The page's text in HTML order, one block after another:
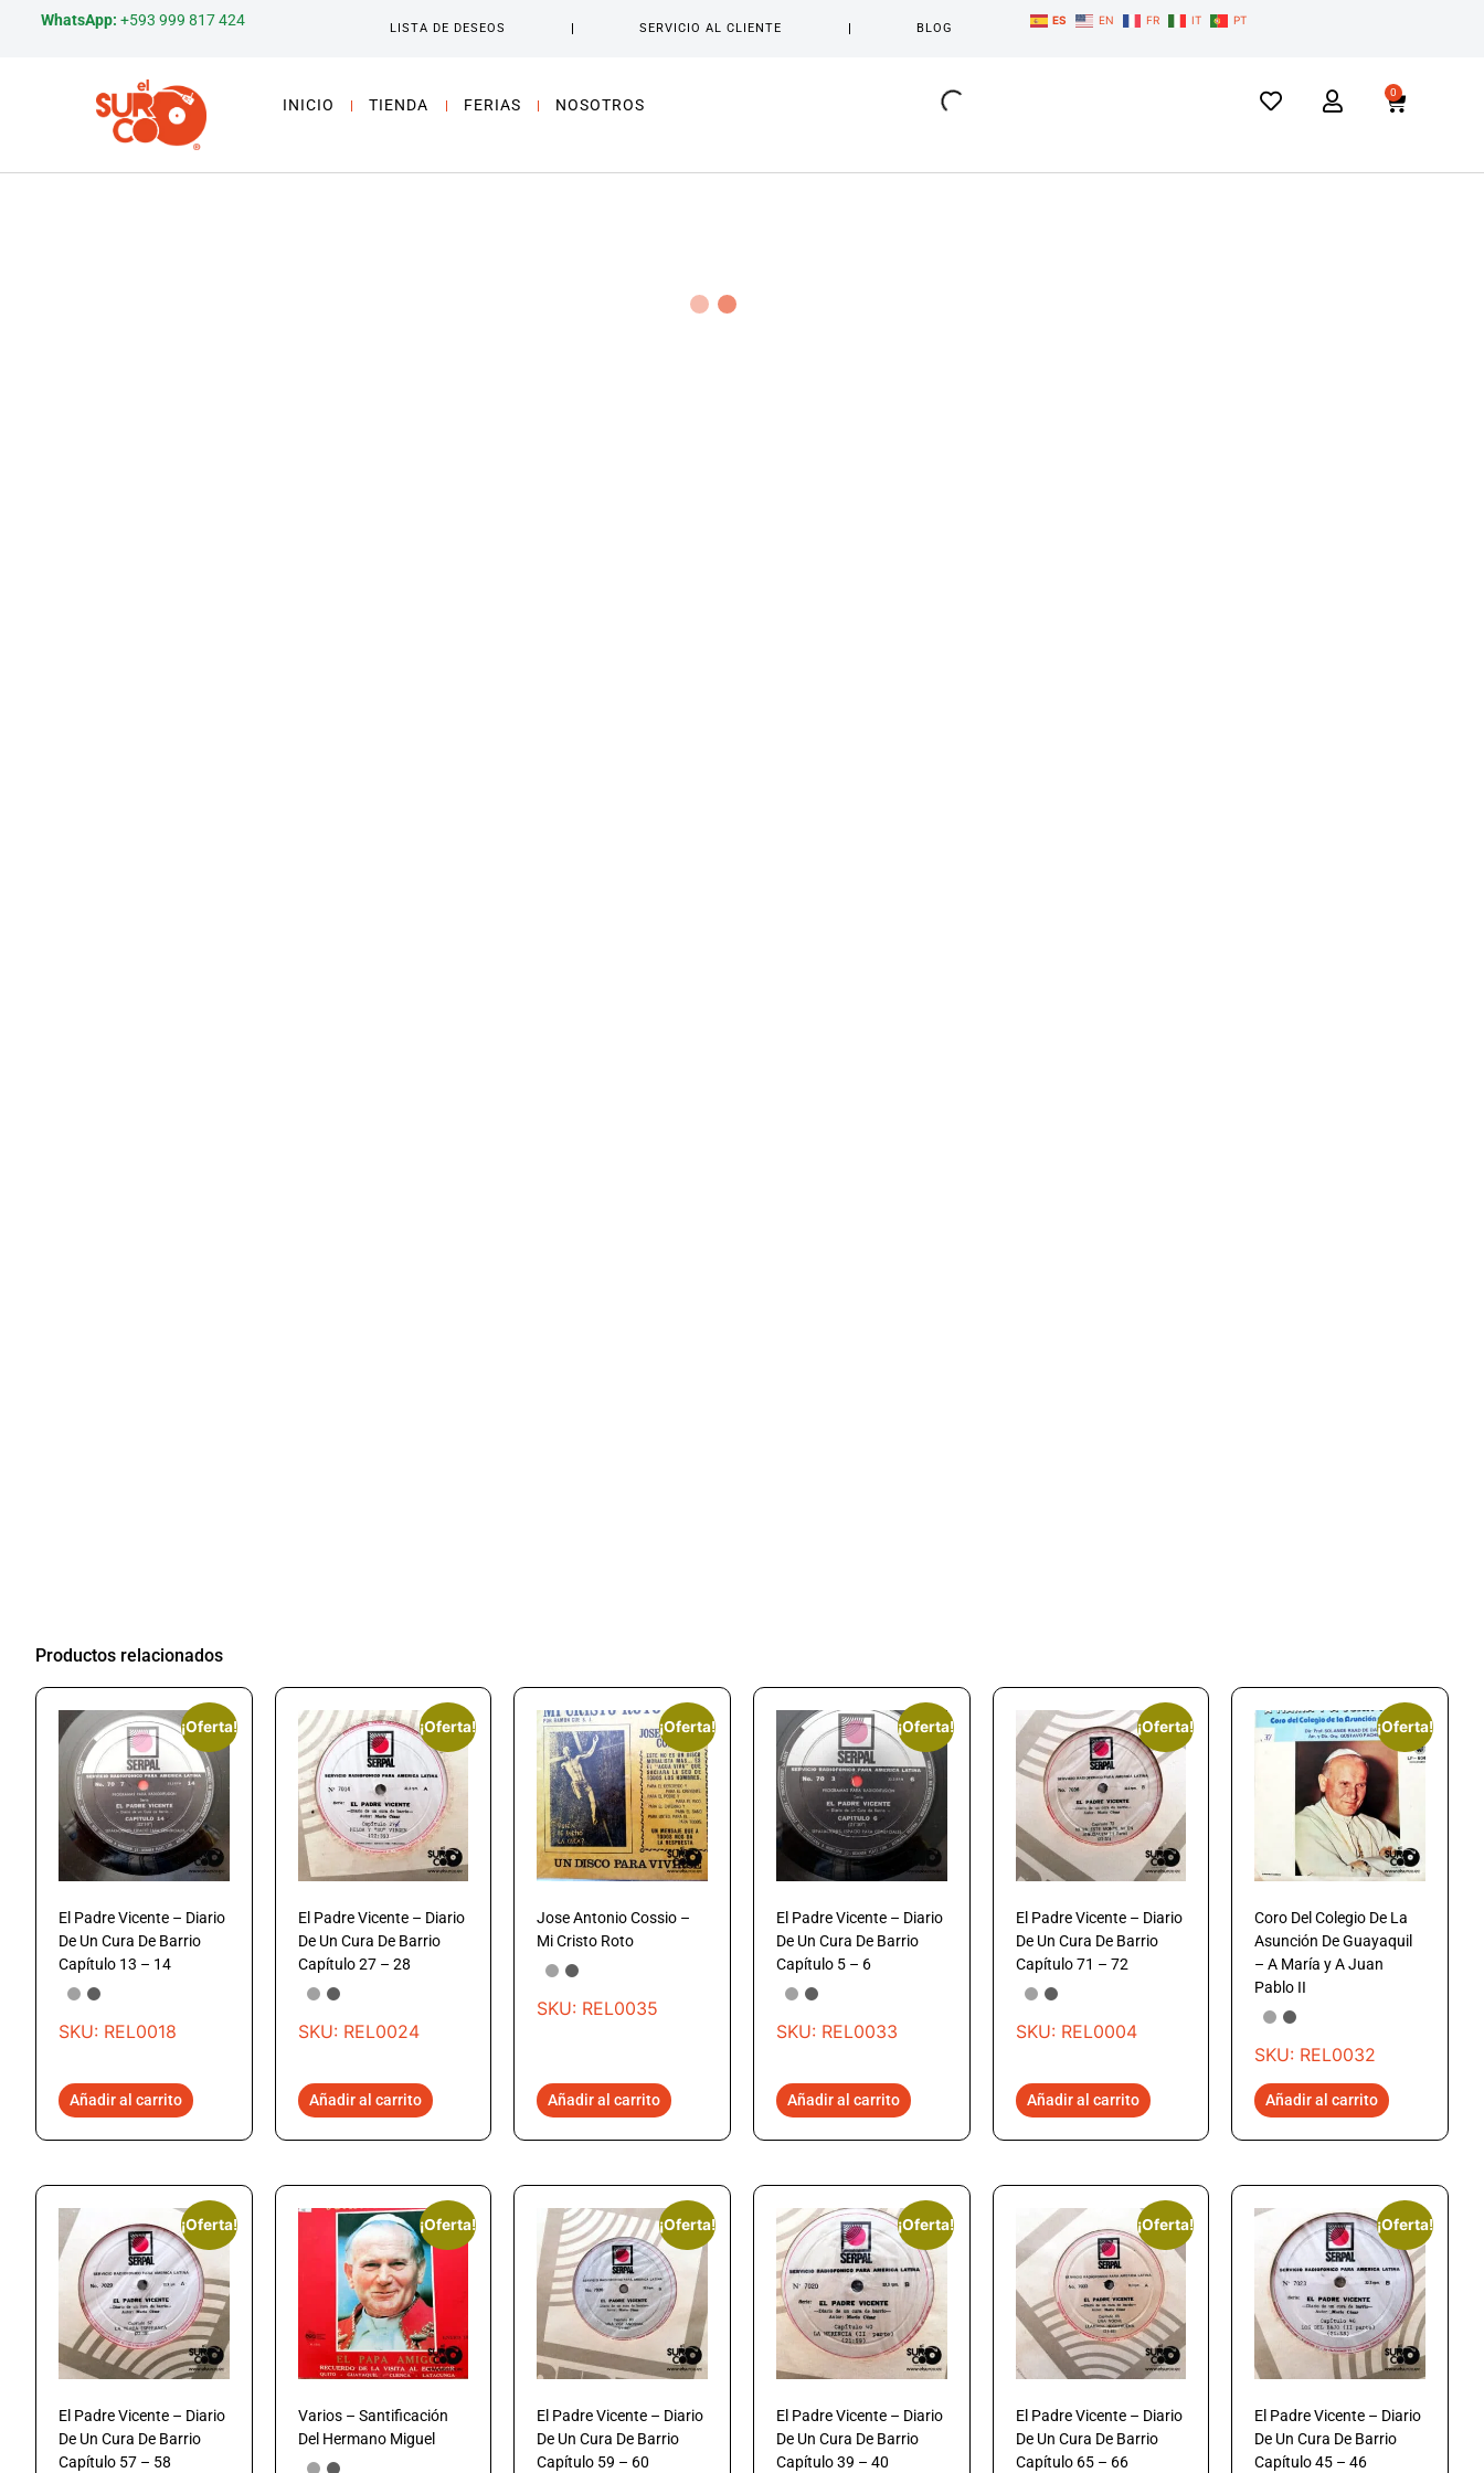
WhatsApp: +593 999 817 424 LISTA DE DESEOS SERVICIO AL CLIENTE BLOG
ES EN FR IT PT
INICIO TIENDA FERIAS NOSOTROS
0
Productos relacionados
¡Oferta!
El Padre Vicente – Diario
De Un Cura De Barrio
Capítulo 13 – 14
SKU: REL0018
Añadir al carrito
¡Oferta!
El Padre Vicente – Diario
De Un Cura De Barrio
Capítulo 27 – 28
SKU: REL0024
Añadir al carrito
¡Oferta!
Jose Antonio Cossio –
Mi Cristo Roto
SKU: REL0035
Añadir al carrito
¡Oferta!
El Padre Vicente – Diario
De Un Cura De Barrio
Capítulo 5 – 6
SKU: REL0033
Añadir al carrito
¡Oferta!
El Padre Vicente – Diario
De Un Cura De Barrio
Capítulo 71 – 72
SKU: REL0004
Añadir al carrito
¡Oferta!
Coro Del Colegio De La
Asunción De Guayaquil
– A María y A Juan
Pablo II
SKU: REL0032
Añadir al carrito
¡Oferta!
El Padre Vicente – Diario
De Un Cura De Barrio
Capítulo 57 – 58
¡Oferta!
Varios – Santificación
Del Hermano Miguel
¡Oferta!
El Padre Vicente – Diario
De Un Cura De Barrio
Capítulo 59 – 60
¡Oferta!
El Padre Vicente – Diario
De Un Cura De Barrio
Capítulo 39 – 40
¡Oferta!
El Padre Vicente – Diario
De Un Cura De Barrio
Capítulo 65 – 66
¡Oferta!
El Padre Vicente – Diario
De Un Cura De Barrio
Capítulo 45 – 46